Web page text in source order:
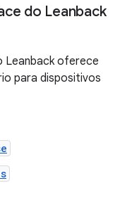
do Leanback
Leanback oferece
para dispositivos